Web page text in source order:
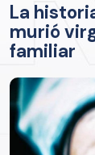
La
murió
familiar